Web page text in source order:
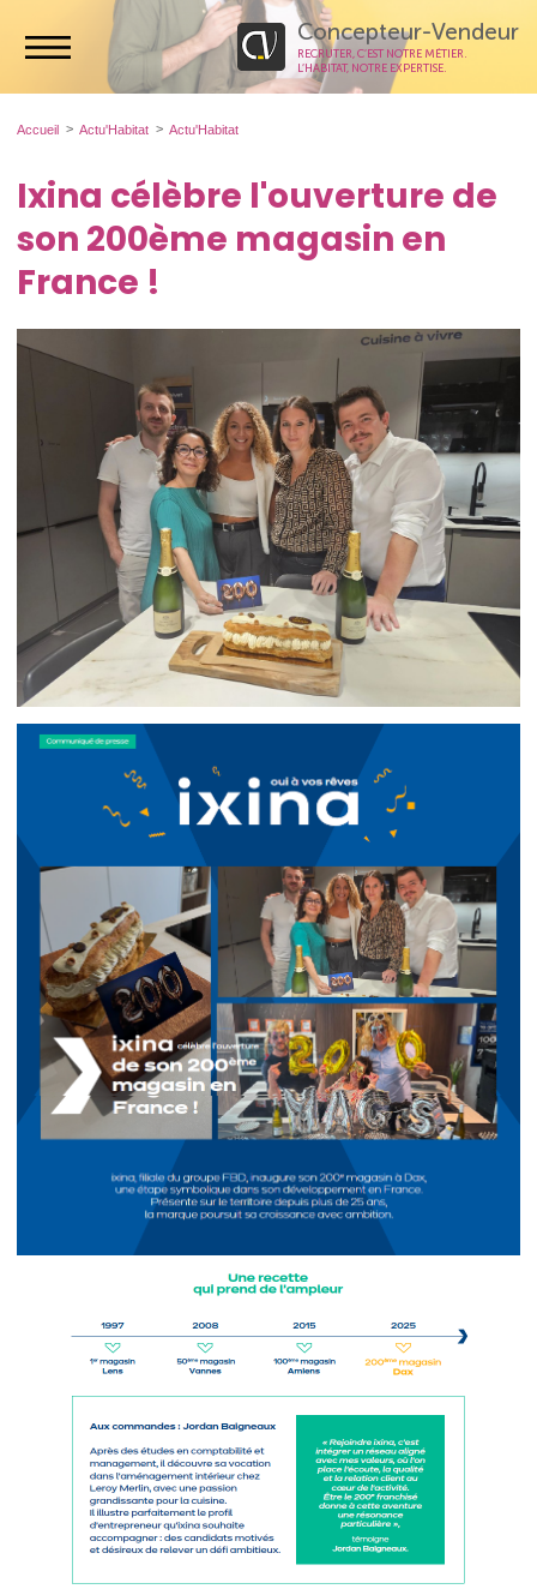
Concepteur-Vendeur
RECRUTER, C’EST NOTRE MÉTIER.
L’HABITAT, NOTRE EXPERTISE.
Accueil Actu'Habitat Actu'Habitat
Ixina célèbre l'ouverture de
son 200ème magasin en
France !